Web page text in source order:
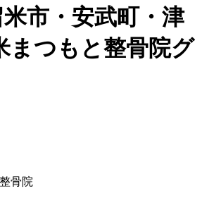
市・安武町・津
まつもと整骨院グ
骨院